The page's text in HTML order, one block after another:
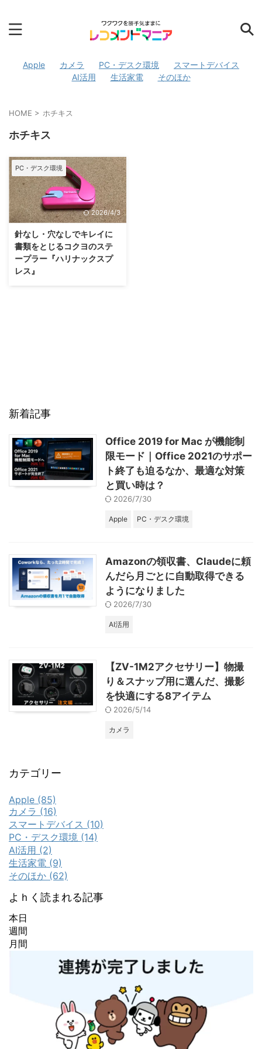
Apple カメラ PC・デスク環境
スマートデバイス
AI活用
生活家電 そのほか
HOME > ホチキス
ホチキス
PC・デスク環境
2026/4/3
針なし・穴なしでキレイに
書類をとじるコクヨのステ
ープラー『ハリナックスプ
レス』
新着記事
Office 2019 for Mac が機能制
限モード｜Office 2021のサポー
ト終了も迫るなか、最適な対策
と買い時は？
2026/7/30
Apple PC・デスク環境
Amazonの領収書、Claudeに頼
んだら月ごとに自動取得できる
ようになりました
2026/7/30
AI活用
【ZV-1M2アクセサリー】物撮
り＆スナップ用に選んだ、撮影
を快適にする8アイテム
2026/5/14
カメラ
カテゴリー
Apple (85)
カメラ (16)
スマートデバイス (10)
PC・デスク環境 (14)
AI活用 (2)
生活家電 (9)
そのほか (62)
よｈく読まれる記事
本日
週間
月間